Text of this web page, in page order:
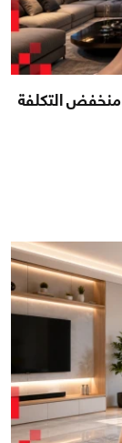
منخفض التكلفة